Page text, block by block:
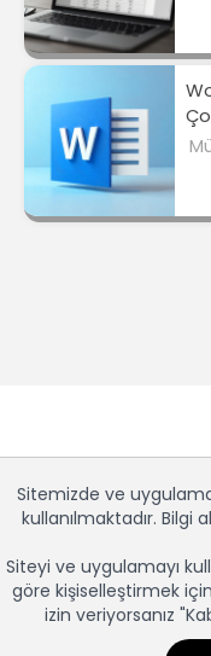
Sitemizde ve
kullanılmaktadır. Bilgi
Siteyi ve uygulamayı
göre kişiselleştirmek
izin veriyorsanız